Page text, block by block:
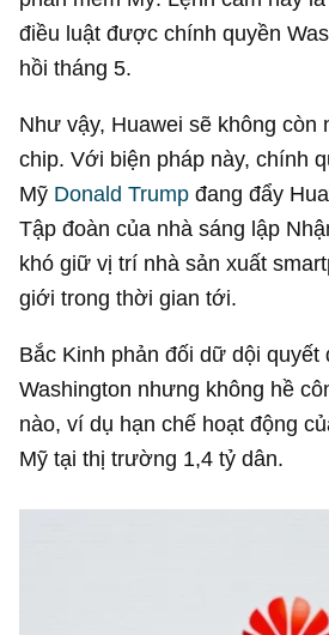
điều luật được chính quyền
hồi tháng 5.
Như vậy, Huawei sẽ không còn
chip. Với biện pháp này, chính
Mỹ Donald Trump đang đẩy
Tập đoàn của nhà sáng lập
khó giữ vị trí nhà sản xuất
giới trong thời gian tới.
Bắc Kinh phản đối dữ dội quyết
Washington nhưng không hề
nào, ví dụ hạn chế hoạt động
Mỹ tại thị trường 1,4 tỷ dân.